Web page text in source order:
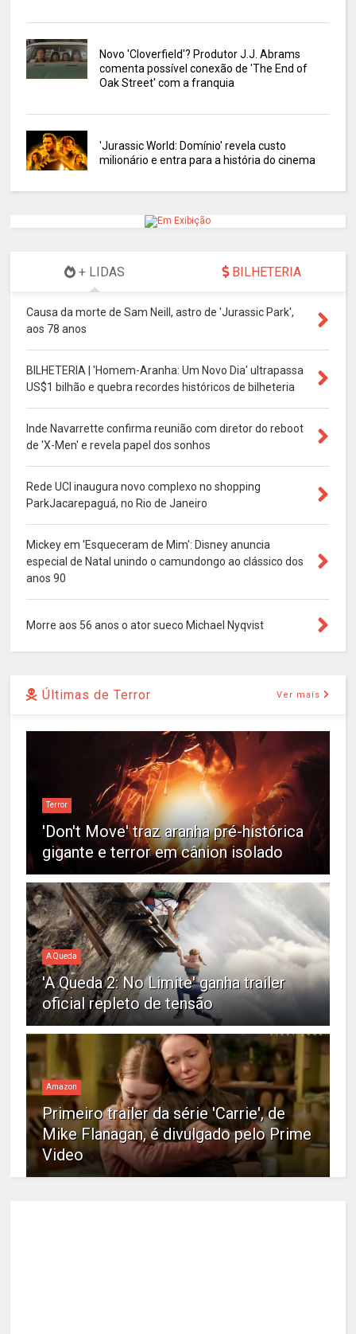
Novo 'Cloverfield'? Produtor J.J. Abrams
comenta possível conexão de 'The End of
Oak Street' com a franquia
'Jurassic World: Domínio' revela custo
milionário e entra para a história do cinema
+ LIDAS BILHETERIA
Causa da morte de Sam Neill, astro de 'Jurassic Park',
aos 78 anos
BILHETERIA | 'Homem-Aranha: Um Novo Dia' ultrapassa
US$1 bilhão e quebra recordes históricos de bilheteria
Inde Navarrette confirma reunião com diretor do reboot
de 'X-Men' e revela papel dos sonhos
Rede UCI inaugura novo complexo no shopping
ParkJacarepaguá, no Rio de Janeiro
Mickey em 'Esqueceram de Mim': Disney anuncia
especial de Natal unindo o camundongo ao clássico dos
anos 90
Morre aos 56 anos o ator sueco Michael Nyqvist
Últimas de Terror Ver mais
Terror
'Don't Move' traz aranha pré-histórica
gigante e terror em cânion isolado
A Queda
'A Queda 2: No Limite' ganha trailer
oficial repleto de tensão
Amazon
Primeiro trailer da série 'Carrie', de
Mike Flanagan, é divulgado pelo Prime
Video